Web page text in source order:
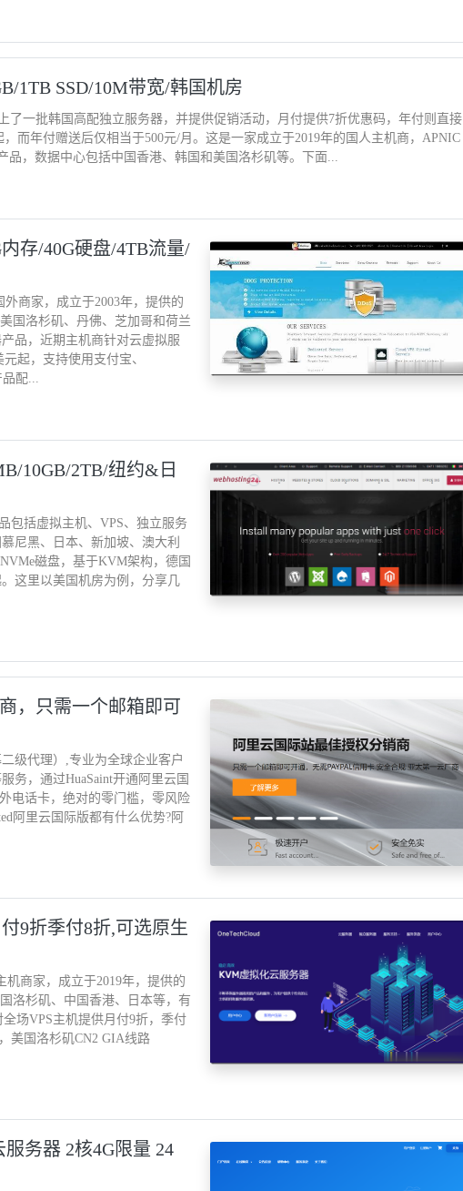
1TB SSD/10M带宽/韩国机房
了一批韩国高配独立服务器，并提供促销活动，月付提供7折优惠码，年付则直接
而年付赠送后仅相当于500元/月。这是一家成立于2019年的国人主机商，APNIC
品，数据中心包括中国香港、韩国和美国洛杉矶等。下面...
存/40G硬盘/4TB流量/
商家，成立于2003年，提供的
国洛杉矶、丹佛、芝加哥和荷兰
品，近期主机商针对云虚拟服
起，支持使用支付宝、
品配...
10GB/2TB/纽约&日
包括虚拟主机、VPS、独立服务
尼黑、日本、新加坡、澳大利
磁盘，基于KVM架构，德国
这里以美国机房为例，分享几
，只需一个邮箱即可
级代理）,专业为全球企业客户
务，通过HuaSaint开通阿里云国
电话卡，绝对的零门槛，零风险
阿里云国际版都有什么优势?阿
9折季付8折,可选原生
机商家，成立于2019年，提供的
洛杉矶、中国香港、日本等，有
场VPS主机提供月付9折，季付
美国洛杉矶CN2 GIA线路
务器 2核4G限量 24